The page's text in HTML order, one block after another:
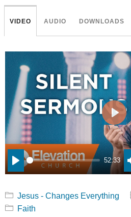
VIDEO
Play
52:33
Play
AUDIO DOWNLOADS
Jesus - Changes Everything
Faith